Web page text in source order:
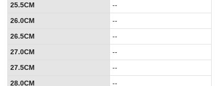
25.5CM
--
26.0CM
--
26.5CM
--
27.0CM
--
27.5CM
--
28.0CM
--